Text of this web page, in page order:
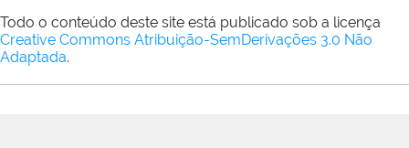
Todo o conteúdo deste site está publicado sob a licença
Creative Commons Atribuição-SemDerivações 3.0 Não
Adaptada.